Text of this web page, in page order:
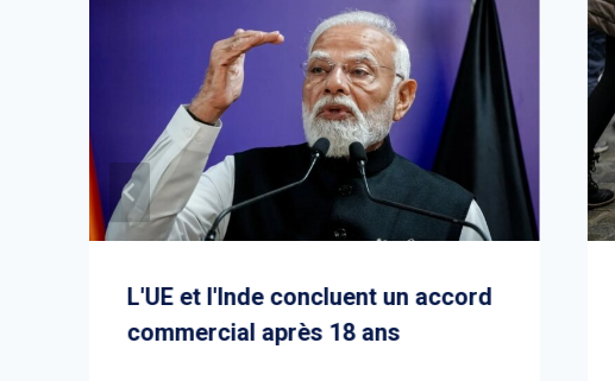
L'UE et l'Inde concluent un accord
commercial après 18 ans